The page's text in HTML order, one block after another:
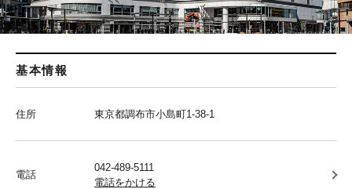
基本情報
住所 東京都調布市小島町1-38-1
電話
042-489-5111
電話をかける